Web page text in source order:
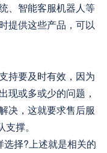
、智能客服机器人等
提供这些产品，可以
要及时有效，因为
现或多或少的问题，
决，这就要求售后服
撑。
择?上述就是相关的